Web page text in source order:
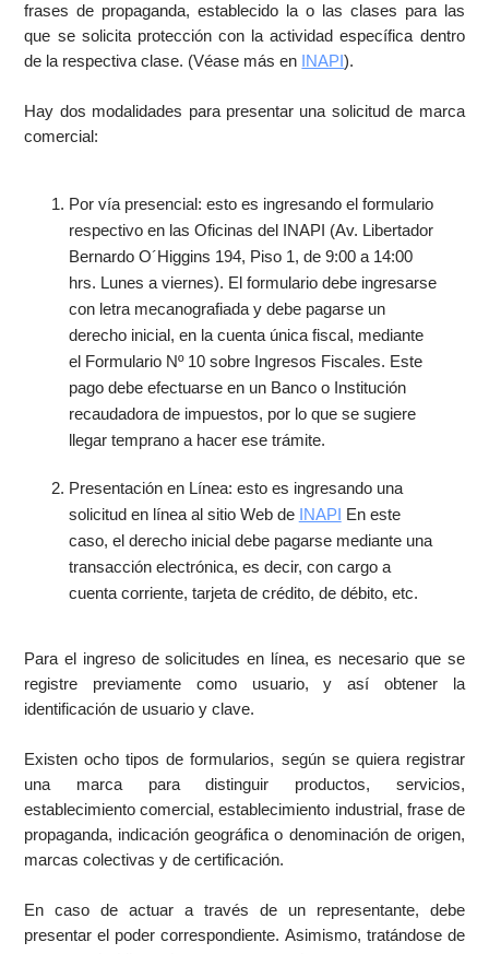
frases de propaganda, establecido la o las clases para las
que se solicita protección con la actividad específica dentro
de la respectiva clase. (Véase más en INAPI).
Hay dos modalidades para presentar una solicitud de marca
comercial:
Por vía presencial: esto es ingresando el formulario
respectivo en las Oficinas del INAPI (Av. Libertador
Bernardo O´Higgins 194, Piso 1, de 9:00 a 14:00
hrs. Lunes a viernes). El formulario debe ingresarse
con letra mecanografiada y debe pagarse un
derecho inicial, en la cuenta única fiscal, mediante
el Formulario Nº 10 sobre Ingresos Fiscales. Este
pago debe efectuarse en un Banco o Institución
recaudadora de impuestos, por lo que se sugiere
llegar temprano a hacer ese trámite.
Presentación en Línea: esto es ingresando una
solicitud en línea al sitio Web de INAPI En este
caso, el derecho inicial debe pagarse mediante una
transacción electrónica, es decir, con cargo a
cuenta corriente, tarjeta de crédito, de débito, etc.
Para el ingreso de solicitudes en línea, es necesario que se
registre previamente como usuario, y así obtener la
identificación de usuario y clave.
Existen ocho tipos de formularios, según se quiera registrar
una marca para distinguir productos, servicios,
establecimiento comercial, establecimiento industrial, frase de
propaganda, indicación geográfica o denominación de origen,
marcas colectivas y de certificación.
En caso de actuar a través de un representante, debe
presentar el poder correspondiente. Asimismo, tratándose de